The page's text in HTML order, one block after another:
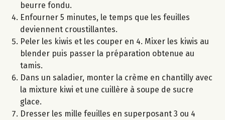
beurre fondu.
Enfourner 5 minutes, le temps que les feuilles
deviennent croustillantes.
Peler les kiwis et les couper en 4. Mixer les kiwis au
blender puis passer la préparation obtenue au
tamis.
Dans un saladier, monter la crème en chantilly avec
la mixture kiwi et une cuillère à soupe de sucre
glace.
Dresser les mille feuilles en superposant 3 ou 4